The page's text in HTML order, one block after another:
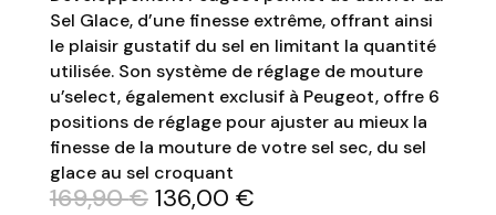
Sel Glace, d’une finesse extrême, offrant ainsi
le plaisir gustatif du sel en limitant la quantité
utilisée. Son système de réglage de mouture
u’select, également exclusif à Peugeot, offre 6
positions de réglage pour ajuster au mieux la
finesse de la mouture de votre sel sec, du sel
glace au sel croquant
169,90€ Le
136,00 €Le